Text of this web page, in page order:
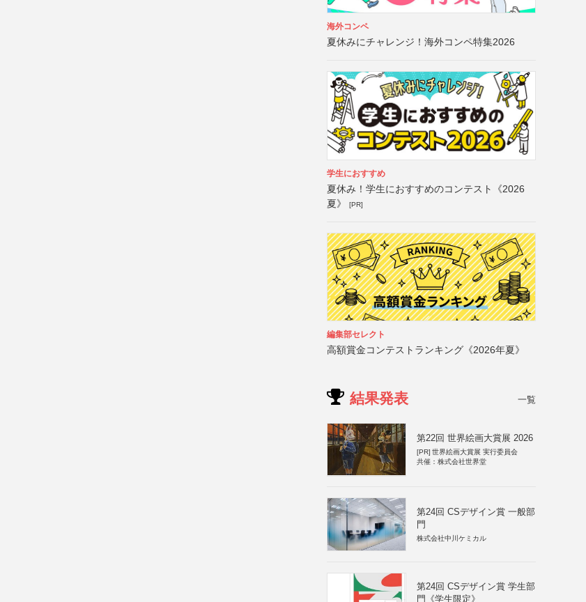
海外コンペ
夏休みにチャレンジ！海外コンペ特集2026
学生におすすめ
夏休み！学生におすすめのコンテスト《2026
夏》
[PR]
編集部セレクト
高額賞金コンテストランキング《2026年夏》
結果発表 一覧
第22回 世界絵画大賞展 2026
[PR] 世界絵画大賞展 実行委員会
共催：株式会社世界堂
第24回 CSデザイン賞 一般部
門
株式会社中川ケミカル
第24回 CSデザイン賞 学生部
門《学生限定》